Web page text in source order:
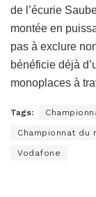
de l’écurie
montée en
pas à exclure
bénéficie déjà
monoplaces à
Tags:
Championnat du
Vodafone